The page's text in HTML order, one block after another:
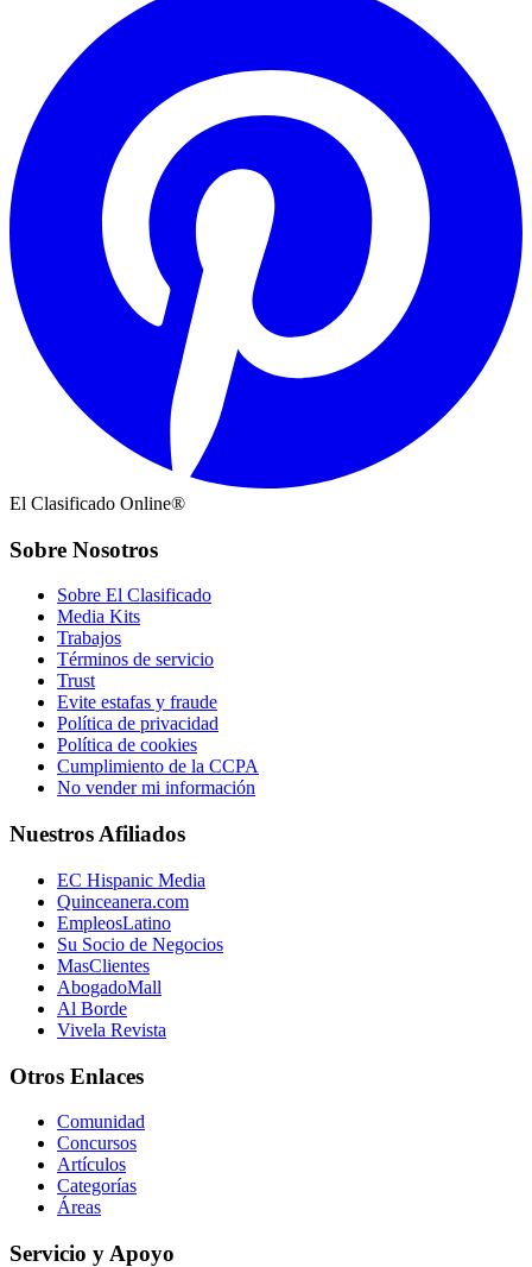
El Clasificado Online®
Sobre Nosotros
Sobre El Clasificado
Media Kits
Trabajos
Términos de servicio
Trust
Evite estafas y fraude
Política de privacidad
Política de cookies
Cumplimiento de la CCPA
No vender mi información
Nuestros Afiliados
EC Hispanic Media
Quinceanera.com
EmpleosLatino
Su Socio de Negocios
MasClientes
AbogadoMall
Al Borde
Vivela Revista
Otros Enlaces
Comunidad
Concursos
Artículos
Categorías
Áreas
Servicio y Apoyo